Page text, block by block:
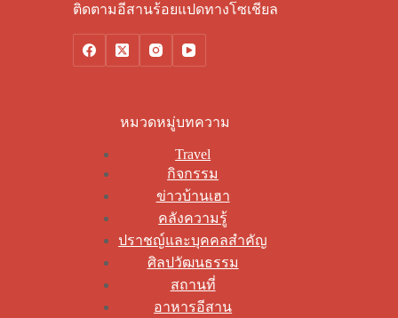
ติดตามอีสานร้อยแปดทางโซเชียล
หมวดหมู่บทความ
Travel
กิจกรรม
ข่าวบ้านเฮา
คลังความรู้
ปราชญ์และบุคคลสำคัญ
ศิลปวัฒนธรรม
สถานที่
อาหารอีสาน